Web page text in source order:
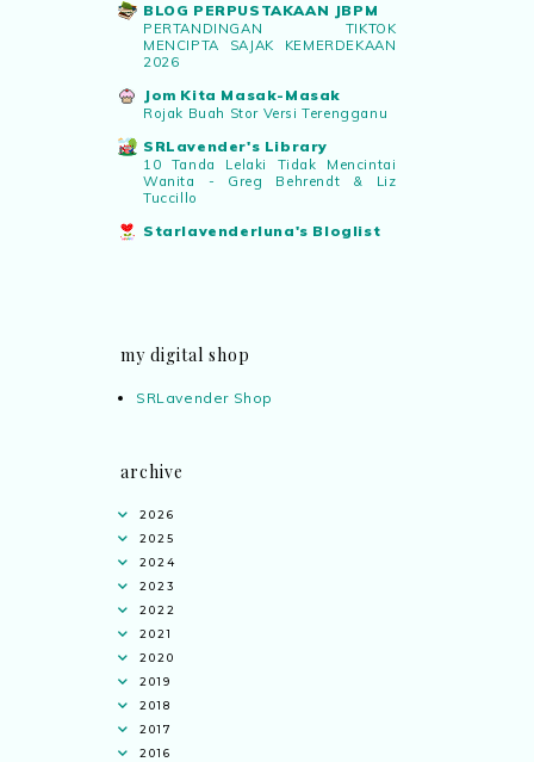
BLOG PERPUSTAKAAN JBPM
PERTANDINGAN TIKTOK
MENCIPTA SAJAK KEMERDEKAAN
2026
Jom Kita Masak-Masak
Rojak Buah Stor Versi Terengganu
SRLavender's Library
10 Tanda Lelaki Tidak Mencintai
Wanita - Greg Behrendt & Liz
Tuccillo
Starlavenderluna's Bloglist
my digital shop
SRLavender Shop
archive
2026
2025
2024
2023
2022
2021
2020
2019
2018
2017
2016